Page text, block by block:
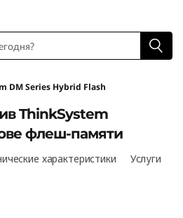
DM Series Hybrid Flash
ThinkSystem
флеш-памяти
характеристики Услуги